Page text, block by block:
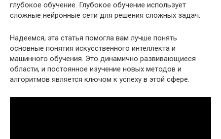
глубокое обучение. Глубокое обучение использует
сложные нейронные сети для решения сложных задач.
Надеемся, эта статья помогла вам лучше понять
основные понятия искусственного интеллекта и
машинного обучения. Это динамично развивающиеся
области, и постоянное изучение новых методов и
алгоритмов является ключом к успеху в этой сфере.